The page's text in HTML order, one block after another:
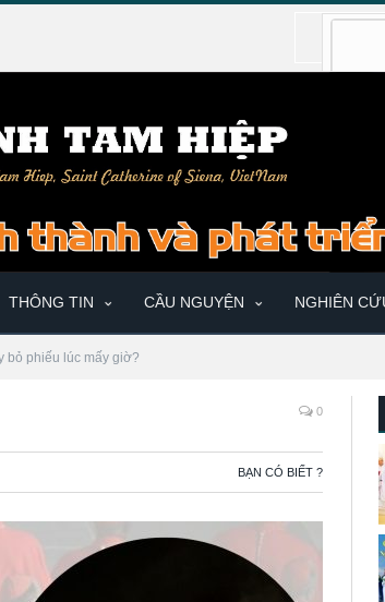
THÔNG TIN CẦU NGUYỆN NGHIÊN
bỏ phiếu lúc mấy giờ?
0
BẠN CÓ BIẾT ?